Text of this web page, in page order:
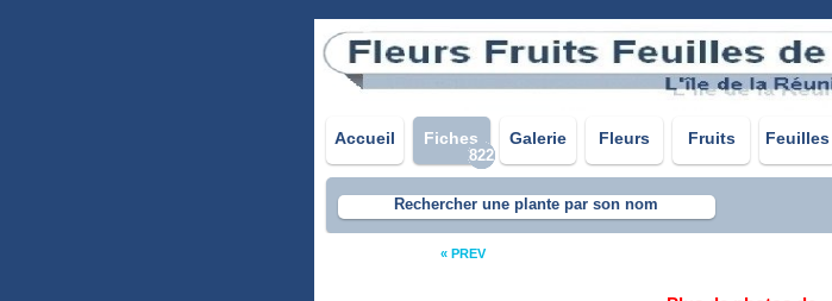
Accueil Fiches Galerie Fleurs Fruits Feuilles
822
Rechercher une plante par son nom
« PREV